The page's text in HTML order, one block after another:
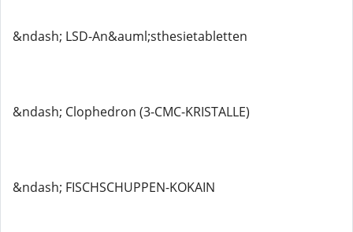
&ndash; LSD-An&auml;sthesietabletten
&ndash; Clophedron (3-CMC-KRISTALLE)
&ndash; FISCHSCHUPPEN-KOKAIN